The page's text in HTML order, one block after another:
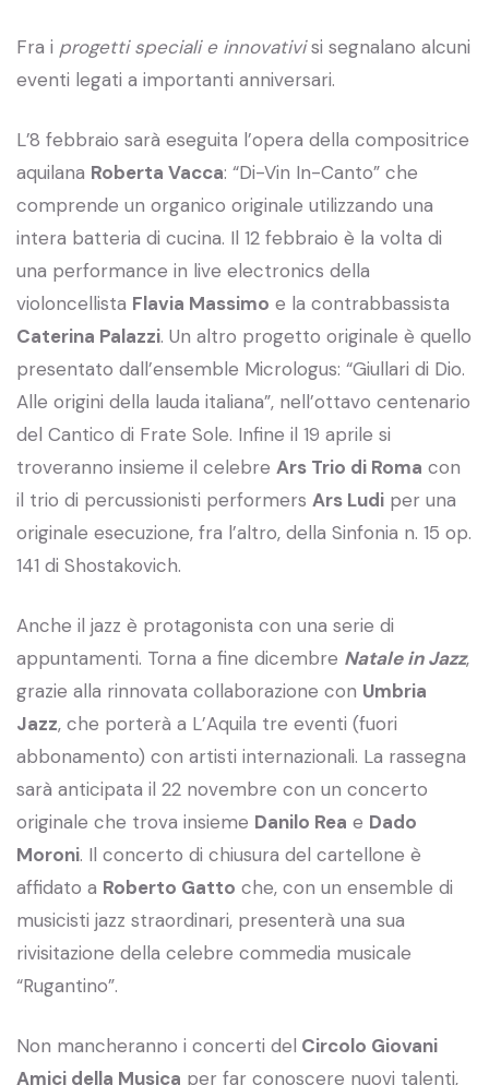
Fra i progetti speciali e innovativisi segnalano alcuni
eventi legati a importanti anniversari.
L’8 febbraio sarà eseguita l’opera della compositrice
aquilana Roberta Vacca: “Di-Vin In-Canto” che
comprende un organico originale utilizzando una
intera batteria di cucina. Il 12 febbraio è la volta di
una performance in live electronics della
violoncellista Flavia Massimo e la contrabbassista
Caterina Palazzi. Un altro progetto originale è quello
presentato dall’ensemble Micrologus: “Giullari di Dio.
Alle origini della lauda italiana”, nell’ottavo centenario
del Cantico di Frate Sole. Infine il 19 aprile si
troveranno insieme il celebre Ars Trio di Roma con
il trio di percussionisti performers Ars Ludi per una
originale esecuzione, fra l’altro, della Sinfonia n. 15 op.
141 di Shostakovich.
Anche il jazz è protagonista con una serie di
appuntamenti. Torna a fine dicembre Natale in Jazz,
grazie alla rinnovata collaborazione con Umbria
Jazz, che porterà a L’Aquila tre eventi (fuori
abbonamento) con artisti internazionali. La rassegna
sarà anticipata il 22 novembre con un concerto
originale che trova insieme Danilo Rea e Dado
Moroni. Il concerto di chiusura del cartellone è
affidato a Roberto Gatto che, con un ensemble di
musicisti jazz straordinari, presenterà una sua
rivisitazione della celebre commedia musicale
“Rugantino”.
Non mancheranno i concerti del Circolo Giovani
Amici della Musica per far conoscere nuovi talenti,